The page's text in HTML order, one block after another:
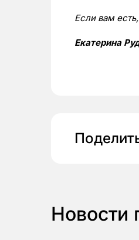
Если вам
Екатерина
Новости